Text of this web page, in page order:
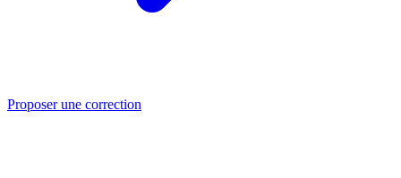
Proposer une correction